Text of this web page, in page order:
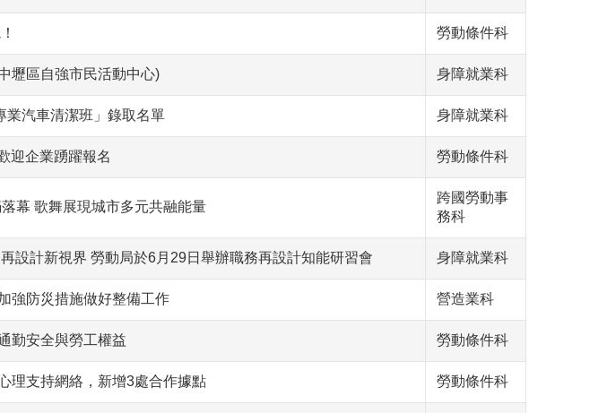
勞動條件科
壢區自強市民活動中心) 身障就業科
業汽車清潔班」錄取名單 身障就業科
迎企業踴躍報名 勞動條件科
幕 歌舞展現城市多元共融能量
跨國勞動事
務科
設計新視界 勞動局於6月29日舉辦職務再設計知能研習會 身障就業科
強防災措施做好整備工作 營造業科
勤安全與勞工權益 勞動條件科
理支持網絡，新增3處合作據點 勞動條件科